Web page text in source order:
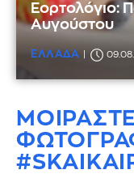
Εορτολόγιο:
Αυγούστου
ΕΛΛΑΔΑ